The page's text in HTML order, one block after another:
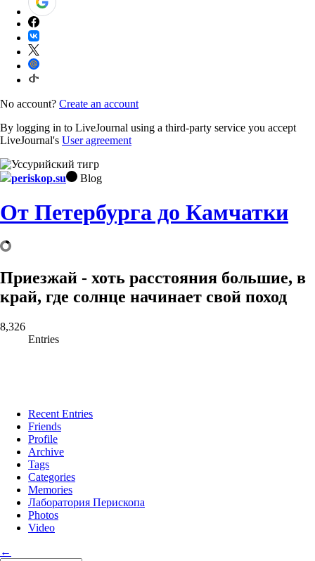
No account? Create an account
By logging in to LiveJournal using a third-party service you accept
LiveJournal's User agreement
periskop.su Blog
От Петербурга до Камчатки
Приезжай - хоть расстояния большие, в
край, где солнце начинает свой поход
8,326
Entries
Recent Entries
Friends
Profile
Archive
Tags
Categories
Memories
Лаборатория Перископа
Photos
Video
←